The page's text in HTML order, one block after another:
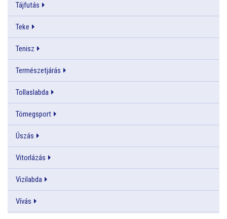
Tájfutás
Teke
Tenisz
Természetjárás
Tollaslabda
Tömegsport
Úszás
Vitorlázás
Vizilabda
Vívás